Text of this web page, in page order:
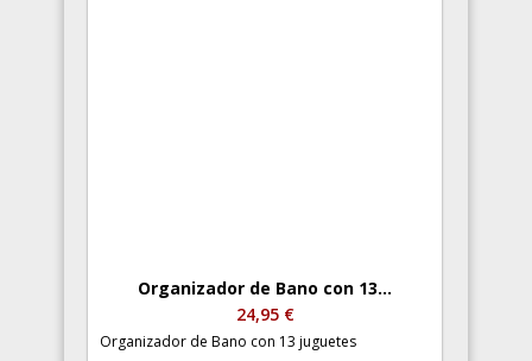
Organizador de Bano con 13...
24,95 €
Organizador de Bano con 13 juguetes